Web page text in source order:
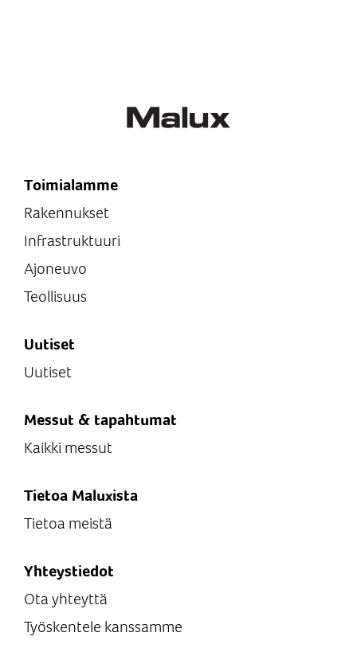
Toimialamme
Rakennukset
Infrastruktuuri
Ajoneuvo
Teollisuus
Uutiset
Uutiset
Messut & tapahtumat
Kaikki messut
Tietoa Maluxista
Tietoa meistä
Yhteystiedot
Ota yhteyttä
Työskentele kanssamme